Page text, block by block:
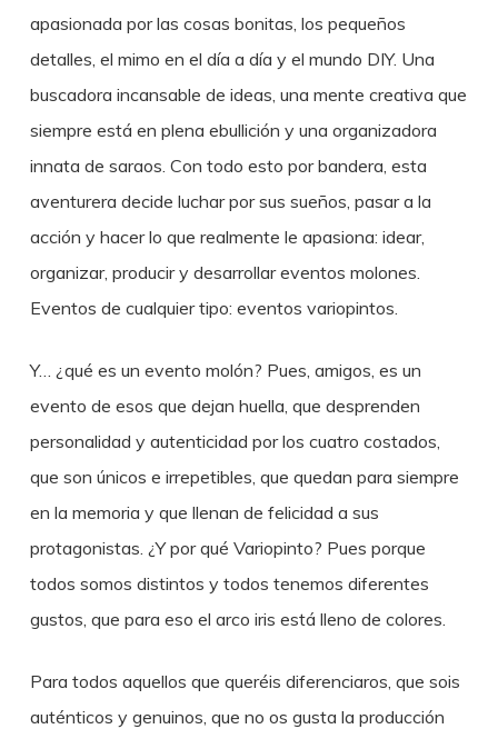
apasionada por las cosas bonitas, los pequeños
detalles, el mimo en el día a día y el mundo DIY. Una
buscadora incansable de ideas, una mente creativa que
siempre está en plena ebullición y una organizadora
innata de saraos. Con todo esto por bandera, esta
aventurera decide luchar por sus sueños, pasar a la
acción y hacer lo que realmente le apasiona: idear,
organizar, producir y desarrollar eventos molones.
Eventos de cualquier tipo: eventos variopintos.
Y… ¿qué es un evento molón? Pues, amigos, es un
evento de esos que dejan huella, que desprenden
personalidad y autenticidad por los cuatro costados,
que son únicos e irrepetibles, que quedan para siempre
en la memoria y que llenan de felicidad a sus
protagonistas. ¿Y por qué Variopinto? Pues porque
todos somos distintos y todos tenemos diferentes
gustos, que para eso el arco iris está lleno de colores.
Para todos aquellos que queréis diferenciaros, que sois
auténticos y genuinos, que no os gusta la producción